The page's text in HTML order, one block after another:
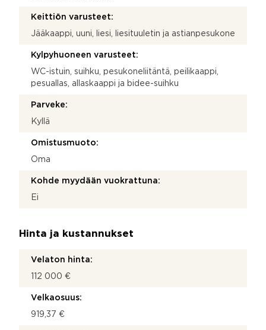
Keittiön varusteet:
Jääkaappi, uuni, liesi, liesituuletin ja astianpesukone
Kylpyhuoneen varusteet:
WC-istuin, suihku, pesukoneliitäntä, peilikaappi,
pesuallas, allaskaappi ja bidee-suihku
Parveke:
Kyllä
Omistusmuoto:
Oma
Kohde myydään vuokrattuna:
Ei
Hinta ja kustannukset
Velaton hinta:
112 000 €
Velkaosuus:
919,37 €